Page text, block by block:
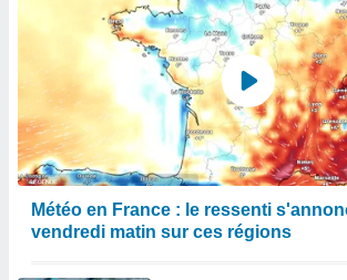
Météo en France : le ressenti
vendredi matin sur ces régions